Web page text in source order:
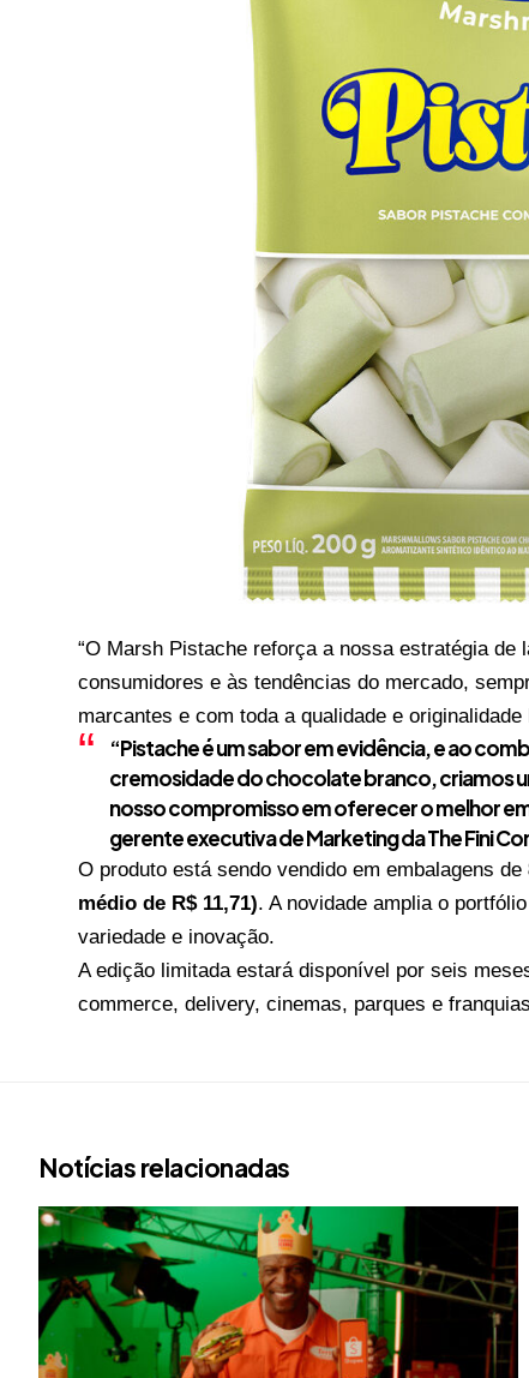
“O Marsh Pistache reforça a nossa estratégia
consumidores e às tendências do mercado,
marcantes e com toda a qualidade e originalidade
“Pistache é um sabor em evidência, e ao
cremosidade do chocolate branco, criamos
nosso compromisso em oferecer o melhor
gerente executiva de Marketing da The Fini
O produto está sendo vendido em embalagens de
médio de R$ 11,71). A novidade amplia o
variedade e inovação.
A edição limitada estará disponível por seis
commerce, delivery, cinemas, parques e
Notícias relacionadas